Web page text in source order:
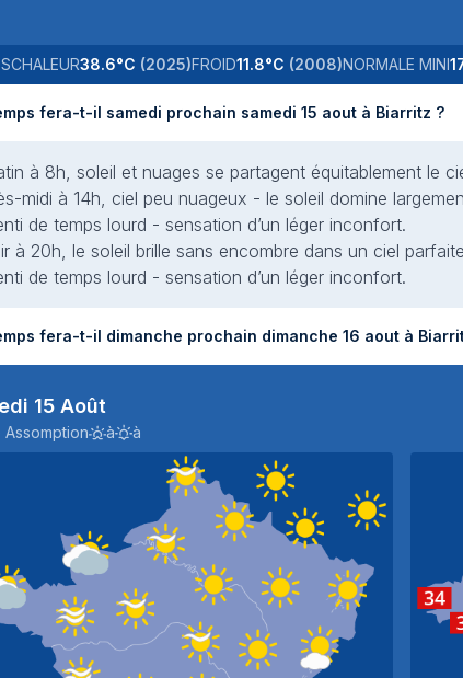
CHALEUR38.6°C (2025)FROID11.8°C (2008)NORMALE MINI
Quel temps fera-t-il samedi prochain samedi 15 aout à Biarritz ?
à 8h, soleil et nuages se partagent équitablement le
midi à 14h, ciel peu nuageux - le soleil domine
de temps lourd - sensation d’un léger inconfort.
à 20h, le soleil brille sans encombre dans un ciel
de temps lourd - sensation d’un léger inconfort.
Quel temps fera-t-il dimanche prochain dimanche 16 aout à
15 Août
AssomptionLevé du soleil
à Couché du soleil
à
Brest